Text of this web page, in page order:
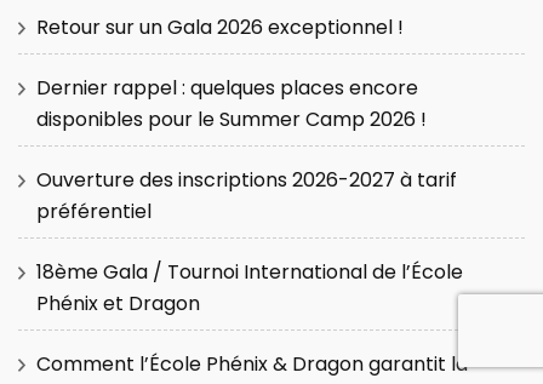
Retour sur un Gala 2026 exceptionnel !
Dernier rappel : quelques places encore
disponibles pour le Summer Camp 2026 !
Ouverture des inscriptions 2026-2027 à tarif
préférentiel
18ème Gala / Tournoi International de l’École
Phénix et Dragon
Comment l’École Phénix & Dragon garantit la